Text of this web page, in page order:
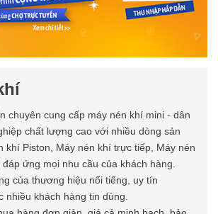
chuyên cung cấp máy nén khí mini - dân
chất lượng cao với nhiều dòng sản
khí Piston, Máy nén khí trực tiếp, Máy nén
ứng mọi nhu cầu của khách hàng.
của thương hiệu nổi tiếng, uy tín
nhiều khách hàng tin dùng.